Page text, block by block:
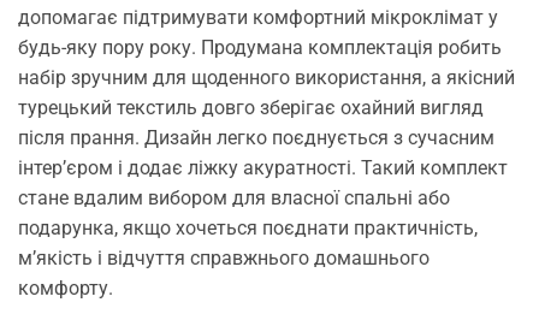
допомагає підтримувати комфортний мікроклімат у
будь-яку пору року. Продумана комплектація робить
набір зручним для щоденного використання, а якісний
турецький текстиль довго зберігає охайний вигляд
після прання. Дизайн легко поєднується з сучасним
інтер’єром і додає ліжку акуратності. Такий комплект
стане вдалим вибором для власної спальні або
подарунка, якщо хочеться поєднати практичність,
м’якість і відчуття справжнього домашнього
комфорту.